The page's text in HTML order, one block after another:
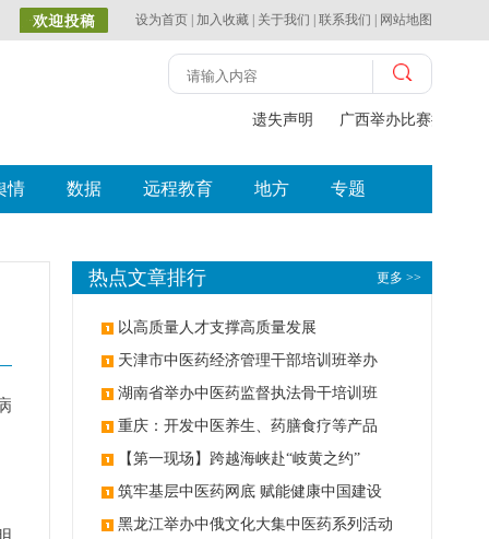
设为首页 加入收藏 关于我们 联系我们 网站地图
遗失声明 广西举办比赛探索中
情 数据 远程教育 地方 专题
更多 >>
热点文章排行
以高质量人才支撑高质量发展
天津市中医药经济管理干部培训班举办
湖南省举办中医药监督执法骨干培训班
重庆：开发中医养生、药膳食疗等产品
【第一现场】跨越海峡赴“岐黄之约”
筑牢基层中医药网底 赋能健康中国建设
黑龙江举办中俄文化大集中医药系列活动